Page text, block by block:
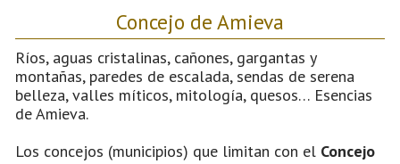
Concejo de Amieva
Ríos, aguas cristalinas, cañones, gargantas y
montañas, paredes de escalada, sendas de serena
belleza, valles míticos, mitología, quesos… Esencias
de Amieva.
Los concejos (municipios) que limitan con el Concejo